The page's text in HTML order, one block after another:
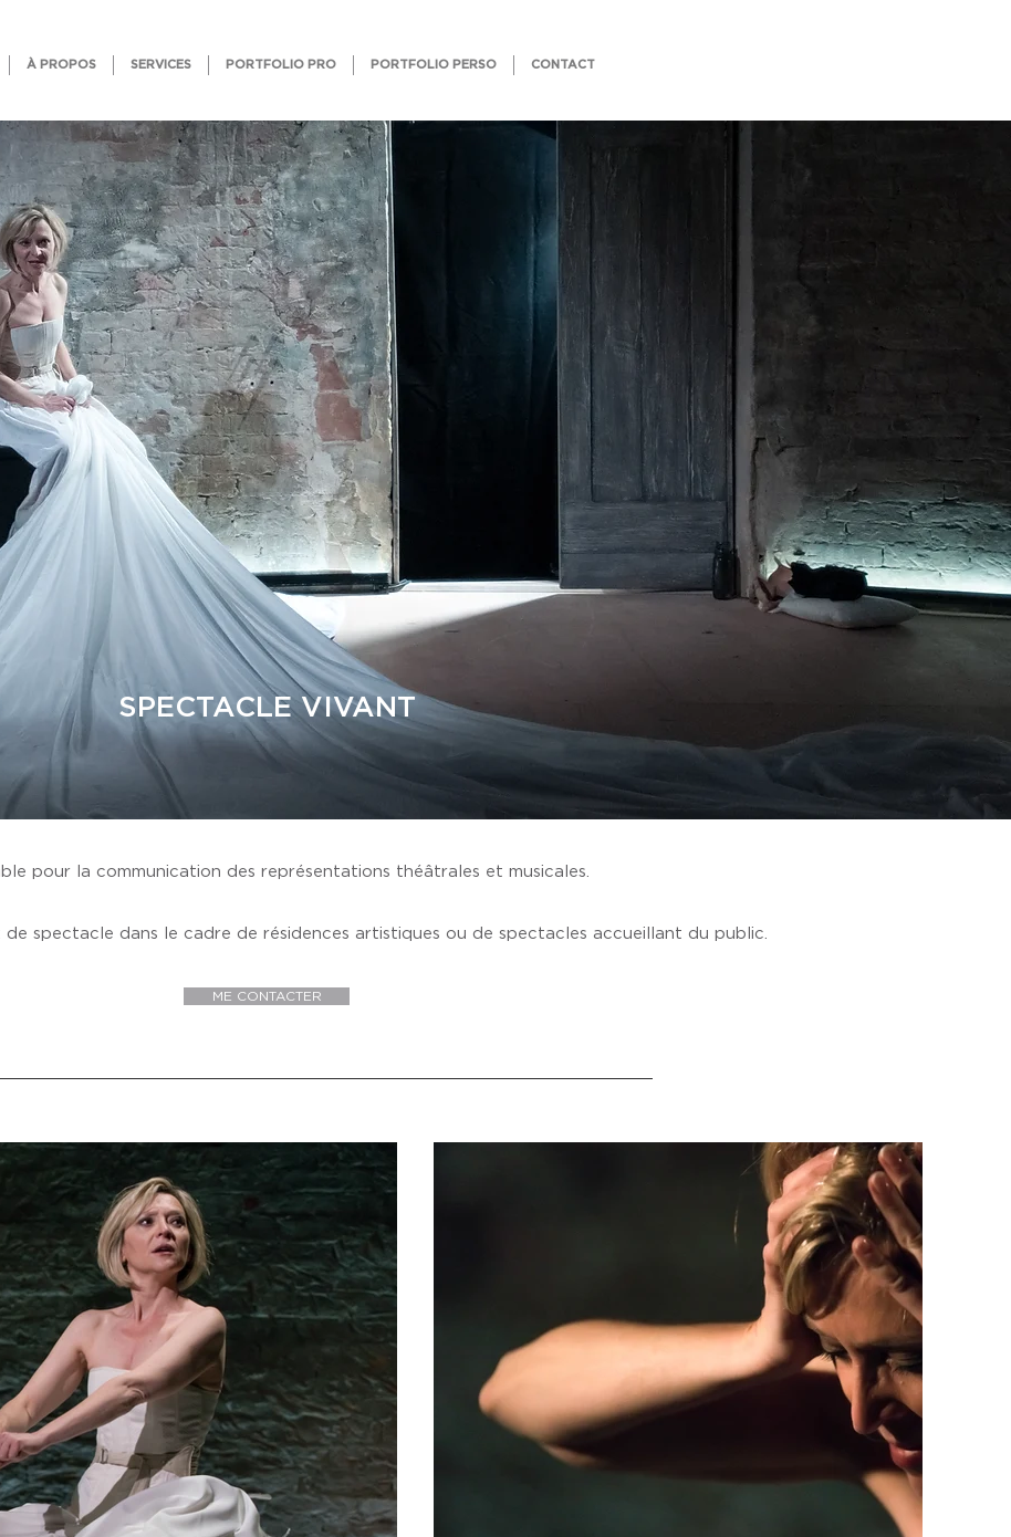
À PROPOS SERVICES PORTFOLIO PRO PORTFOLIO PERSO CONTACT
SPECTACLE VIVANT
pour la communication des représentations théâtrales et musicales.
spectacle dans le cadre de résidences artistiques ou de spectacles accueillant du public.
ME CONTACTER